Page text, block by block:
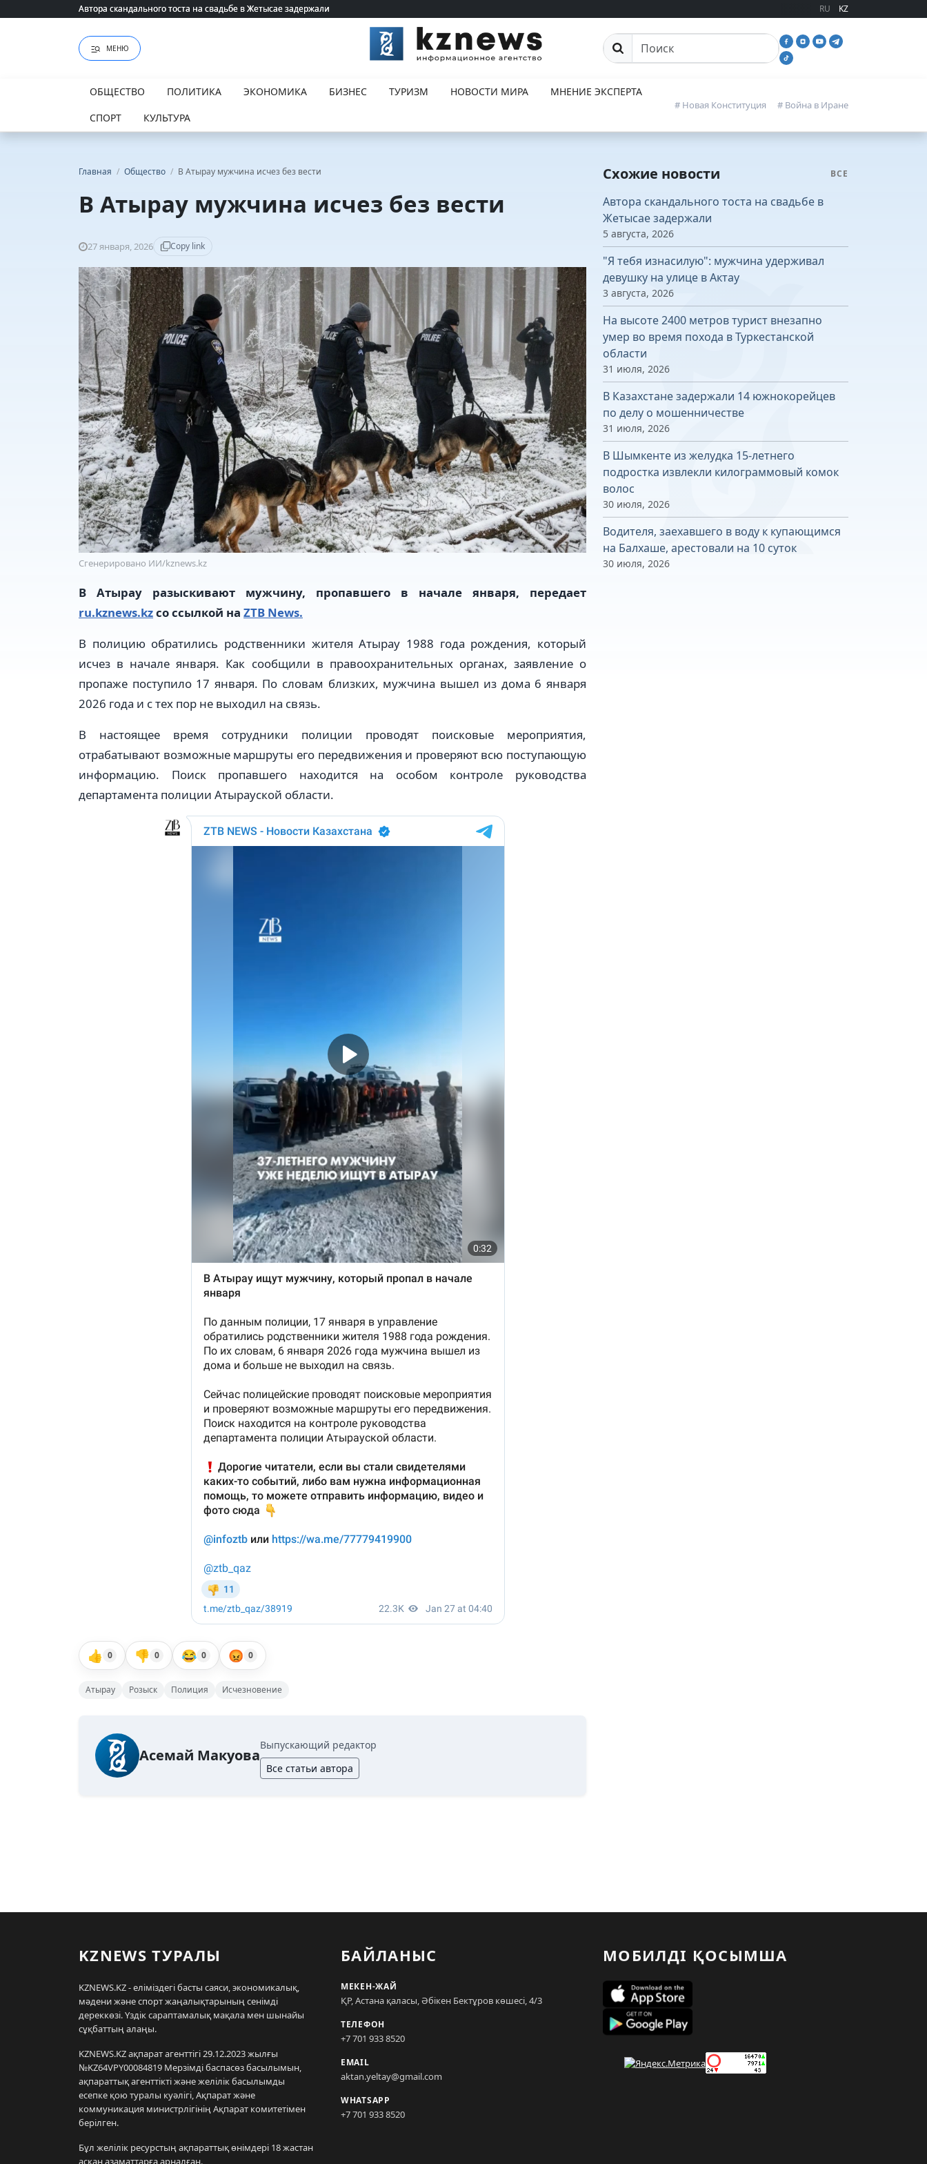
Автора скандального тоста на свадьбе в Жетысае задержали
Автора скандального тоста на свадьбе в Жетысае задержали RU KZ
МЕНЮ Поиск
ОБЩЕСТВО ПОЛИТИКА ЭКОНОМИКА БИЗНЕС ТУРИЗМ НОВОСТИ МИРА
МНЕНИЕ ЭКСПЕРТА
СПОРТ
КУЛЬТУРА
# Новая Конституция # Война в Иране
Главная / Общество / В Атырау мужчина исчез без вести
В Атырау мужчина исчез без вести
27 января, 2026 Copy link
Сгенерировано ИИ/kznews.kz
В Атырау разыскивают мужчину, пропавшего в начале января, передает
ru.kznews.kzсо ссылкой на ZTB News.
В полицию обратились родственники жителя Атырау 1988 года рождения, который
исчез в начале января. Как сообщили в правоохранительных органах, заявление о
пропаже поступило 17 января. По словам близких, мужчина вышел из дома 6 января
2026 года и с тех пор не выходил на связь.
В настоящее время сотрудники полиции проводят поисковые мероприятия,
отрабатывают возможные маршруты его передвижения и проверяют всю поступающую
информацию. Поиск пропавшего находится на особом контроле руководства
департамента полиции Атырауской области.
👍 0 👎 0 😂 0 😡 0
Атырау Розыск Полиция Исчезновение
Асемай Макуова
Выпускающий редактор
Все статьи автора
Схожие новости ВСЕ
Автора скандального тоста на свадьбе в
Жетысае задержали
5 августа, 2026
"Я тебя изнасилую": мужчина удерживал
девушку на улице в Актау
3 августа, 2026
На высоте 2400 метров турист внезапно
умер во время похода в Туркестанской
области
31 июля, 2026
В Казахстане задержали 14 южнокорейцев
по делу о мошенничестве
31 июля, 2026
В Шымкенте из желудка 15-летнего
подростка извлекли килограммовый комок
волос
30 июля, 2026
Водителя, заехавшего в воду к купающимся
на Балхаше, арестовали на 10 суток
30 июля, 2026
KZNEWS ТУРАЛЫ
KZNEWS.KZ - еліміздегі басты саяси, экономикалық,
мәдени және спорт жаңалықтарының сенімді
дереккөзі. Үздік сараптамалық мақала мен шынайы
сұқбаттың алаңы.
KZNEWS.KZ ақпарат агенттігі 29.12.2023 жылғы
№KZ64VPY00084819 Мерзімді баспасөз басылымын,
ақпараттық агенттікті және желілік басылымды
есепке қою туралы куәлігі, Ақпарат және
коммуникация министрлігінің Ақпарат комитетімен
берілген.
Бұл желілік ресурстың ақпараттық өнімдері 18 жастан
асқан азаматтарға арналған.
БАЙЛАНЫС
МЕКЕН-ЖАЙ
ҚР, Астана қаласы, Әбікен Бектұров көшесі, 4/3
ТЕЛЕФОН
+7 701 933 8520
EMAIL
aktan.yeltay@gmail.com
WHATSAPP
+7 701 933 8520
МОБИЛДІ ҚОСЫМША